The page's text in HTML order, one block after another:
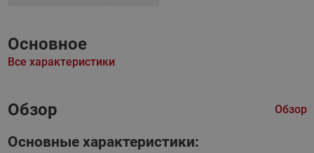
Основное
Все характеристики
Обзор Обзор
Основные характеристики: